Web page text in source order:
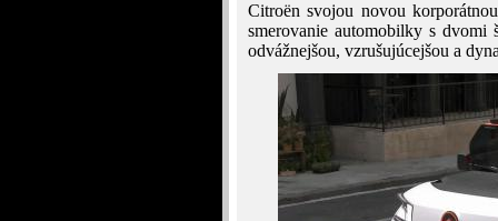
Citroën svojou novou
smerovanie automobilky s dvomi
odvážnejšou, vzrušujúcejšou a